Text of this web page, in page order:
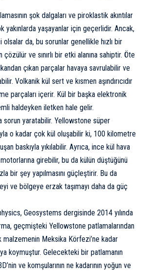
şok dalgaları ve piroklastik akıntılar
yakınlarda yaşayanlar için geçerlidir. Ancak,
da, bu sorunlar genellikle hızlı bir
ve sınırlı bir etki alanına sahiptir. Öte
çıkan parçalar havaya savrulabilir ve
Volkanik kül sert ve kısmen aşındırıcıdır
parçaları içerir. Kül bir başka elektronik
haldeyken iletken hale gelir.
sorun yaratabilir. Yellowstone süper
o kadar çok kül oluşabilir ki, 100 kilometre
baskıyla yıkılabilir. Ayrıca, ince kül hava
girebilir, bu da külün düştüğünü
bir şey yapılmasını güçleştirir. Bu da
ve bölgeye erzak taşımayı daha da güç
Geosystems dergisinde 2014 yılında
, geçmişteki Yellowstone patlamalarından
malzemenin Meksika Körfezi’ne kadar
koymuştur. Gelecekteki bir patlamanın
ve komşularının ne kadarının yoğun ve